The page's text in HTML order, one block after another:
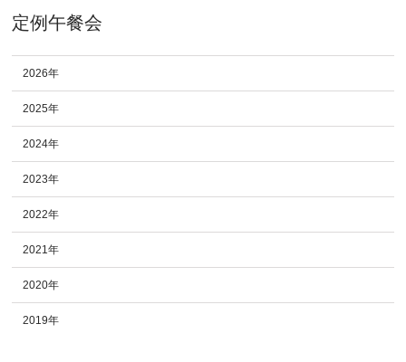
定例午餐会
2026年
2025年
2024年
2023年
2022年
2021年
2020年
2019年